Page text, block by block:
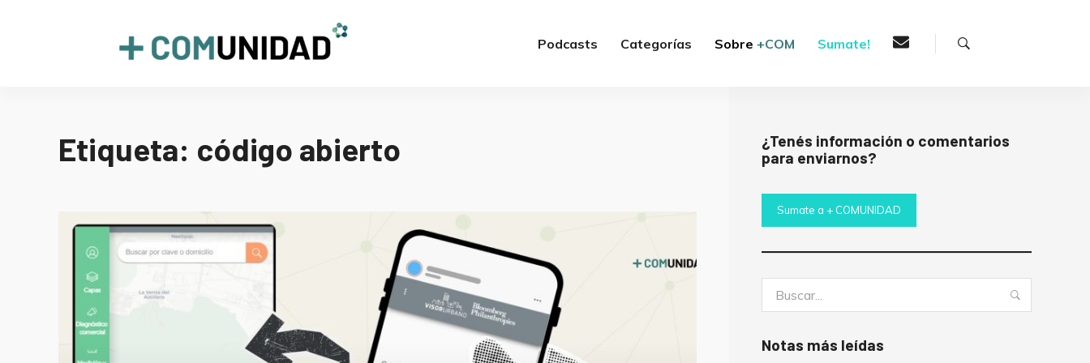
+COMUNIDAD Podcasts Categorías Sobre+COM Sumate!
Etiqueta: código abierto
¿Tenés información o comentarios
para enviarnos?
Sumate a + COMUNIDAD
Notas más leídas